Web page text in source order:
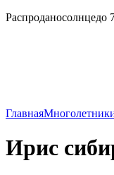
Распроданосолнцедо
Главная
Ирис